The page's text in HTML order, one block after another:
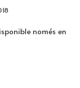
només en